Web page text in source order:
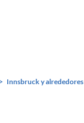
Innsbruck y alrededores